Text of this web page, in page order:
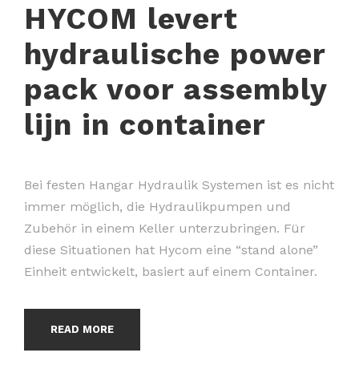
HYCOM levert
hydraulische power
pack voor assembly
lijn in container
Bei festen Hangar Hydraulik Systemen ist es nicht
immer möglich, die Hydraulikpumpen und
Zubehör in einem Keller unterzubringen. Für
diese Situationen hat Hycom eine “stand alone”
Einheit entwickelt, basiert auf einem Container.
READ MORE